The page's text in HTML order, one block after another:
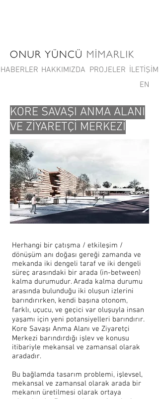
HABERLER HAKKIMIZDA PROJELER İLETİŞİM
EN
KORE SAVAŞI ANMA ALANI
VE ZİYARETÇİ MERKEZİ
Herhangi bir çatışma / etkileşim /
dönüşüm anı doğası gereği zamanda ve
mekanda iki dengeli taraf ve iki dengeli
süreç arasındaki bir arada (in-between)
kalma durumudur. Arada kalma durumu
arasında bulunduğu iki oluşun izlerini
barındırırken, kendi başına otonom,
farklı, uçucu, ve geçici var oluşuyla insan
yaşamı için yeni potansiyelleri barındırır.
Kore Savaşı Anma Alanı ve Ziyaretçi
Merkezi barındırdığı işlev ve konusu
itibariyle mekansal ve zamansal olarak
aradadır.
Bu bağlamda tasarım problemi, işlevsel,
mekansal ve zamansal olarak arada bir
mekanın üretilmesi olarak ortaya